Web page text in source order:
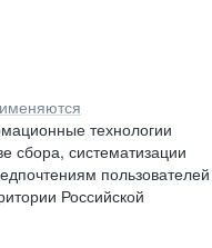
технологии
сбора, систематизации
пользователей
Российской